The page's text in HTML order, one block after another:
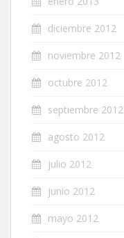
diciembre 2012
noviembre 2012
octubre 2012
septiembre 2012
agosto 2012
julio 2012
junio 2012
mayo 2012